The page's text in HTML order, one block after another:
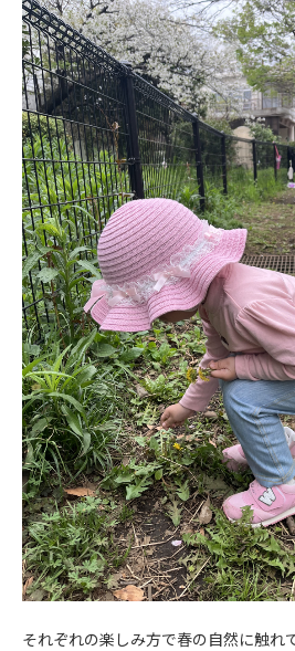
それぞれの楽しみ方で春の自然に触れ